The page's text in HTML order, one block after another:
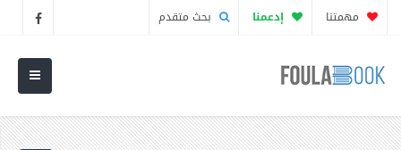
مهمتنا إدعمنا بحث متقدم